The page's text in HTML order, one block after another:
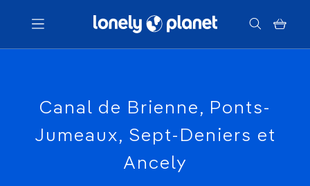
Menu
Votre recherche
Canal de Brienne, Ponts-
Jumeaux, Sept-Deniers et
Ancely